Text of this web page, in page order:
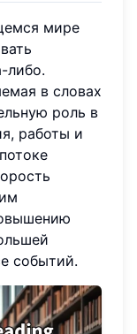
мире
либо.
в словах
роль в
работы и
событий.